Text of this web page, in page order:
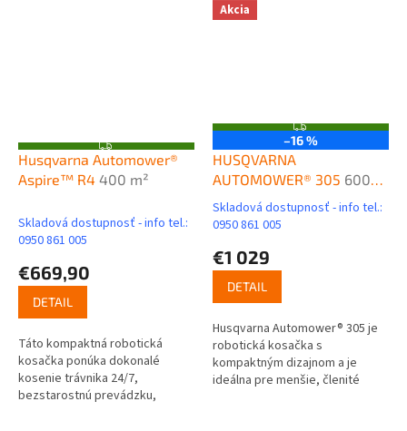
Z
A
D
A
O
Husqvarna Automower®
Aspire™ R4 400 m²
Skladová dostupnosť - info tel.:
0950 861 005
€669,90
DETAIL
Táto kompaktná robotická
kosačka ponúka dokonalé
kosenie trávnika 24/7,
bezstarostnú prevádzku,
Akcia
Z
A
D
R
M
–16 %
HUSQVARNA
AUTOMOWER® 305 600
m²
Priemerné
produktu
je
z
5
hviezdičiek.
Skladová dostupnosť - info tel.:
0950 861 005
€1 029
DETAIL
Husqvarna Automower® 305 je
robotická kosačka s
kompaktným dizajnom a je
ideálna pre menšie, členité